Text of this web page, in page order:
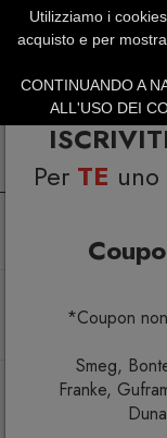
Per TE uno
*Coupon
Smeg,
Franke,
Dunavox
Utilizziamo i
acquisto e per
CONTINUANDO A
ALL'USO DEI